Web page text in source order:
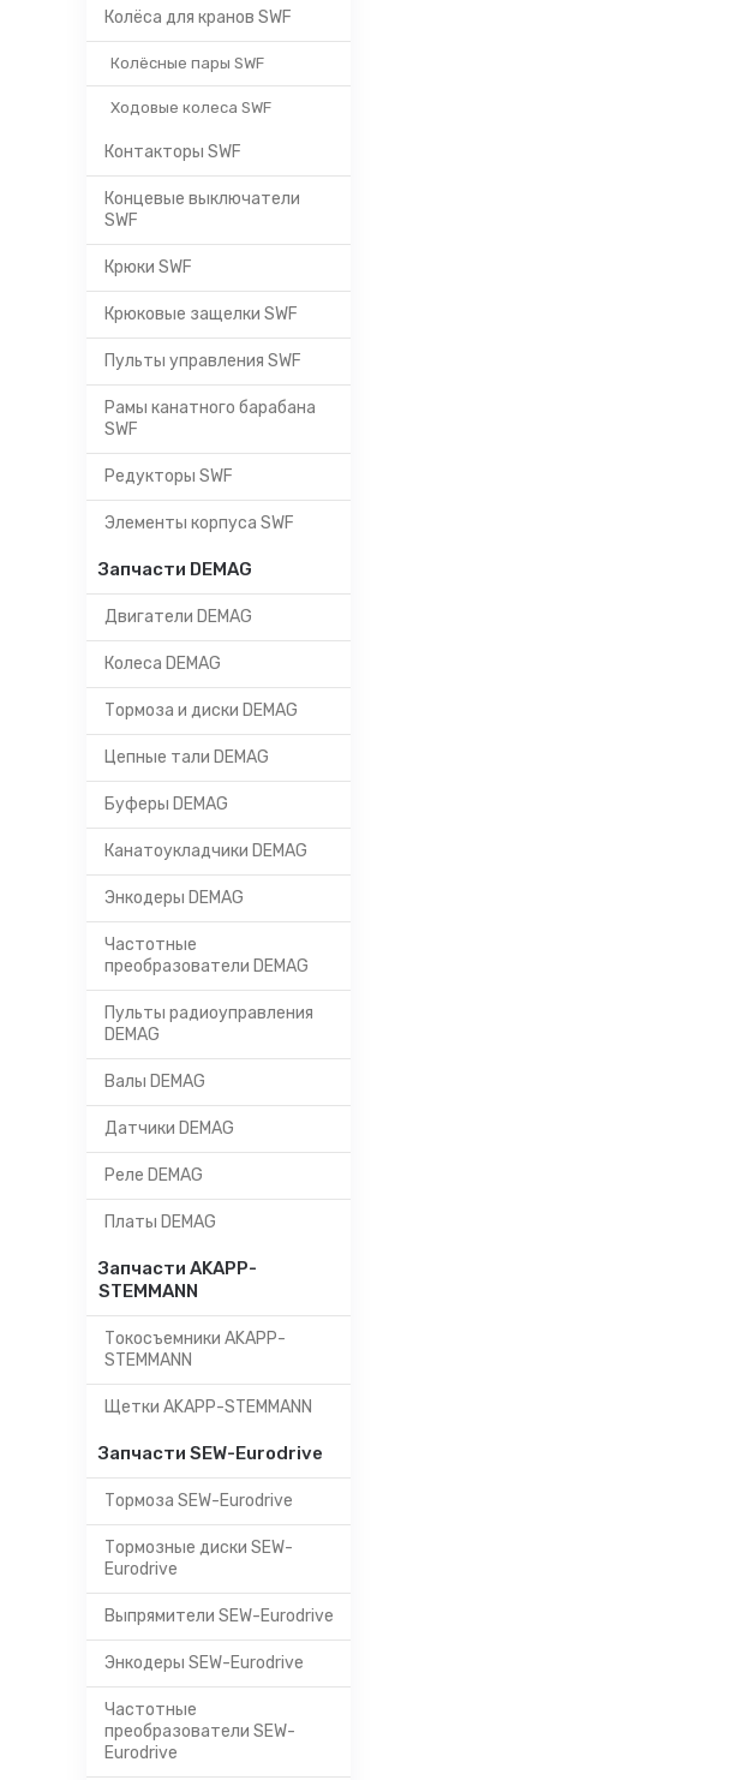
Колёса для кранов SWF
Колёсные пары SWF
Ходовые колеса SWF
Контакторы SWF
Концевые выключатели
SWF
Крюки SWF
Крюковые защелки SWF
Пульты управления SWF
Рамы канатного барабана
SWF
Редукторы SWF
Элементы корпуса SWF
Запчасти DEMAG
Двигатели DEMAG
Колеса DEMAG
Тормоза и диски DEMAG
Цепные тали DEMAG
Буферы DEMAG
Канатоукладчики DEMAG
Энкодеры DEMAG
Частотные
преобразователи DEMAG
Пульты радиоуправления
DEMAG
Валы DEMAG
Датчики DEMAG
Реле DEMAG
Платы DEMAG
Запчасти AKAPP-
STEMMANN
Токосъемники AKAPP-
STEMMANN
Щетки AKAPP-STEMMANN
Запчасти SEW-Eurodrive
Тормоза SEW-Eurodrive
Тормозные диски SEW-
Eurodrive
Выпрямители SEW-Eurodrive
Энкодеры SEW-Eurodrive
Частотные
преобразователи SEW-
Eurodrive